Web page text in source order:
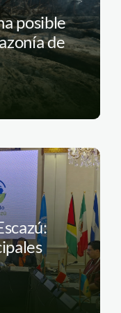
posible
de